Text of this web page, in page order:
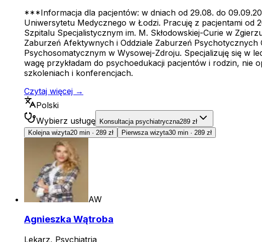
***Informacja dla pacjentów: w dniach od 29.08. do
Uniwersytetu Medycznego w Łodzi. Pracuję z pacjentami od
Szpitalu Specjalistycznym im. M. Skłodowskiej-Curie w
Zaburzeń Afektywnych i Oddziale Zaburzeń
Psychosomatycznym w Wysowej-Zdroju. Specjalizuję się w
wagę przykładam do psychoedukacji pacjentów i rodzin, nie
szkoleniach i konferencjach.
Czytaj więcej →
Polski
Wybierz usługę Konsultacja psychiatryczna289 zł
Kolejna wizyta20 min · 289 zł Pierwsza wizyta30 min · 289 zł
AW
Agnieszka Wątroba
Lekarz, Psychiatria